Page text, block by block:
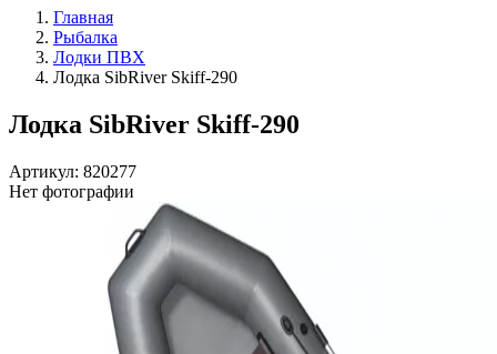
Главная
Рыбалка
Лодки ПВХ
Лодка SibRiver Skiff-290
Лодка SibRiver Skiff-290
Артикул: 820277
Нет фотографии